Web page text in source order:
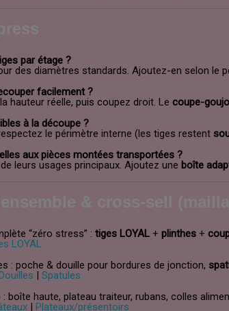
par étage ?
des diamètres standards. Ajoutez-en selon le
facilement ?
hauteur réelle, puis coupez droit. Lecoupe-
à la découpe ?
le périmètre interne (les tiges restent
aux pièces montées transportées ?
de leurs usages principaux. Ajoutez une boîte
“zéro stress” :tiges LOYAL +plinthes +
LOYAL
: poche & douille pour bordures de jonction,
|Spatules
boîte haute, plateau traiteur, rubans, colles
|Plateaux/présentoirs